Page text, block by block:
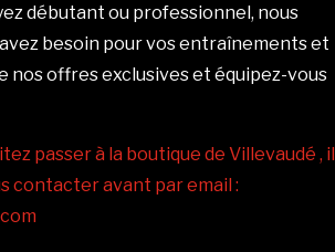
débutant ou professionnel, nous
besoin pour vos entraînements et
nos offres exclusives et équipez-vous
passer à la boutique de Villevaudé , il
contacter avant par email :